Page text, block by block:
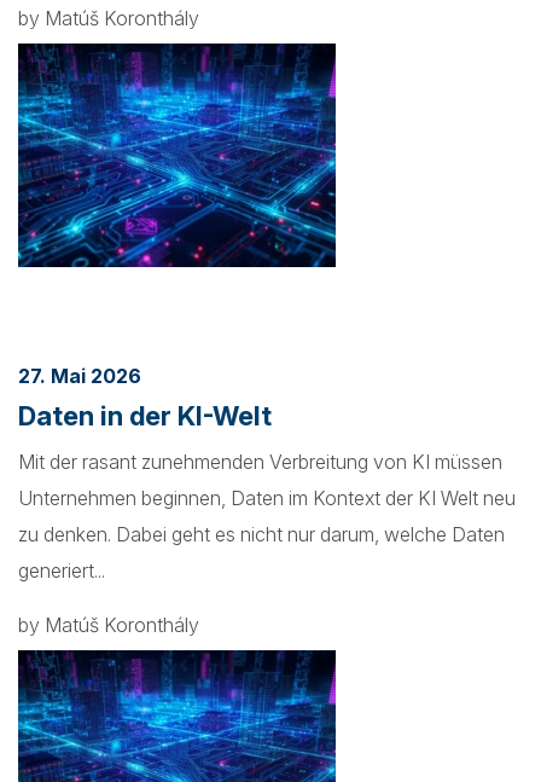
by Matúš Koronthály
27. Mai 2026
Daten in der KI-Welt
Mit der rasant zunehmenden Verbreitung von KI müssen
Unternehmen beginnen, Daten im Kontext der KI Welt neu
zu denken. Dabei geht es nicht nur darum, welche Daten
generiert...
by Matúš Koronthály